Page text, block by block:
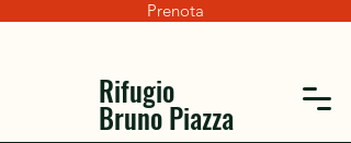
Prenota
Rifugio
Bruno Piazza